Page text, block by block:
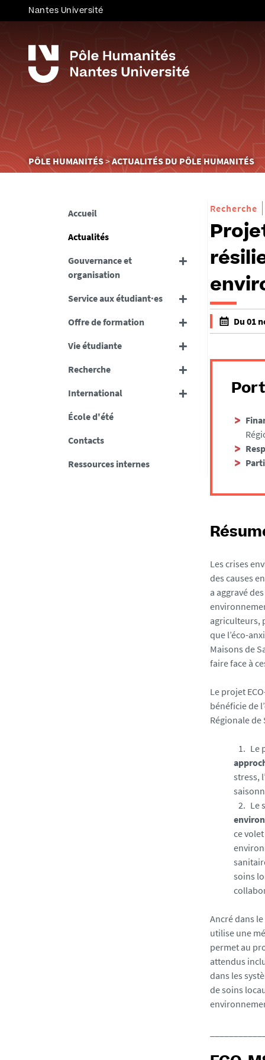
Nantes Université
Vous
êtes
PÔLE HUMANITÉS ACTUALITÉS DU PÔLE HUMANITÉS
Accueil
Actualités
Gouvernance et
organisation
Service aux étudiant·es
Offre de formation
Vie étudiante
Recherche
International
École d'été
Contacts
Ressources internes
Recherche
h
t
p
e
u
n
i
v
-
n
a
n
e
s
.
t
o
/
8
5
8
3
9
4
Du 01
f
l
Les crises
des causes
a aggravé
agriculteurs,
que l’éco-
Maisons de
faire face à
Le projet
bénéficie de
Régionale de
Le
stress,
Le
ce
soins
Ancré dans
utilise une
permet au
attendus
dans les
de soins